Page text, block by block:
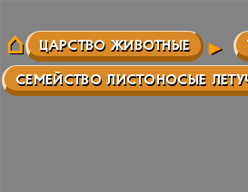
ЦАРСТВО ЖИВОТНЫЕ
СЕМЕЙСТВО ЛИСТОНОСЫЕ